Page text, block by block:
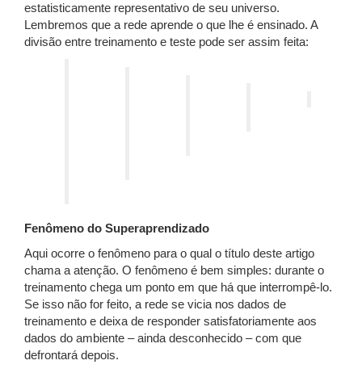
estatisticamente representativo de seu universo.
Lembremos que a rede aprende o que lhe é ensinado. A
divisão entre treinamento e teste pode ser assim feita:
Fenômeno do Superaprendizado
Aqui ocorre o fenômeno para o qual o título deste artigo
chama a atenção. O fenômeno é bem simples: durante o
treinamento chega um ponto em que há que interrompê-lo.
Se isso não for feito, a rede se vicia nos dados de
treinamento e deixa de responder satisfatoriamente aos
dados do ambiente – ainda desconhecido – com que
defrontará depois.